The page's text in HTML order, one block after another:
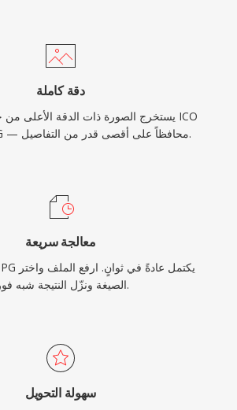
دقة كاملة
ويحوّلها إلى JPG — محافظاً على أقصى قدر من التفاصيل.
معالجة سريعة
الصيغة ونزّل النتيجة شبه فوراً.
سهولة التحويل